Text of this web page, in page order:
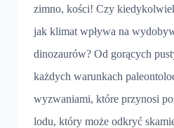
zimno, kości! Czy
jak klimat wpływa na
dinozaurów? Od gorących
każdych warunkach
wyzwaniami, które przynosi
lodu, który może odkryć